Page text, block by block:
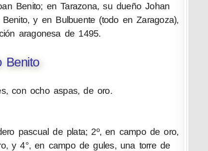
Benito; en Tarazona, su dueño Johan
y en Bulbuente (todo en Zaragoza),
aragonesa de 1495.
Benito
con ocho aspas, de oro.
pascual de plata; 2º, en campo de oro,
y 4°, en campo de gules, una torre de